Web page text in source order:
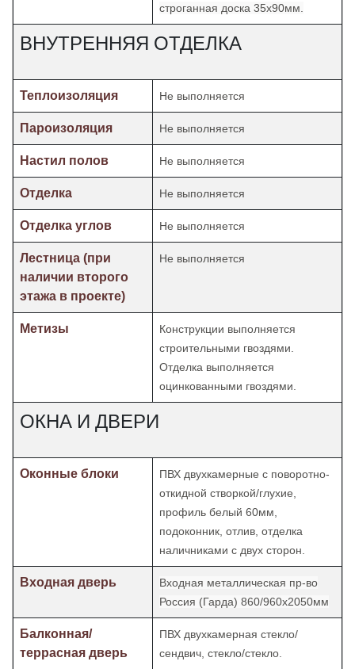
строганная доска 35х90мм.
ВНУТРЕННЯЯ ОТДЕЛКА
Теплоизоляция Не выполняется
Пароизоляция Не выполняется
Настил полов Не выполняется
Отделка Не выполняется
Отделка углов Не выполняется
Лестница (при
наличии второго
этажа в проекте)
Не выполняется
Метизы
Конструкции выполняется
строительными гвоздями.
Отделка выполняется
оцинкованными гвоздями.
ОКНА И ДВЕРИ
Оконные блоки
ПВХ двухкамерные с поворотно-
откидной створкой/глухие,
профиль белый 60мм,
подоконник, отлив, отделка
наличниками с двух сторон.
Входная дверь
Входная металлическая пр-во
Россия (Гарда) 860/960х2050мм
Балконная/
террасная дверь
ПВХ двухкамерная стекло/
сендвич, стекло/стекло.